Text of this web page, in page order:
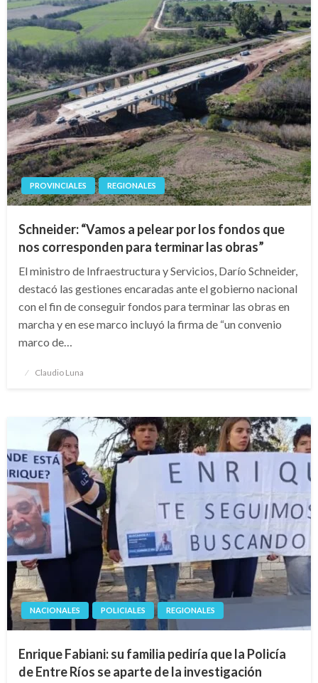
PROVINCIALES REGIONALES
Schneider: “Vamos a pelear por los fondos que
nos corresponden para terminar las obras”
El ministro de Infraestructura y Servicios, Darío Schneider,
destacó las gestiones encaradas ante el gobierno nacional
con el fin de conseguir fondos para terminar las obras en
marcha y en ese marco incluyó la firma de “un convenio
marco de…
Publicado
Claudio Luna
NACIONALES POLICIALES REGIONALES
Enrique Fabiani: su familia pediría que la Policía
de Entre Ríos se aparte de la investigación